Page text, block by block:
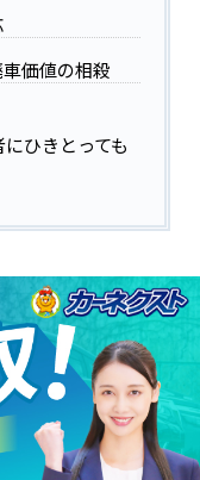
価値の相殺
ひきとっても